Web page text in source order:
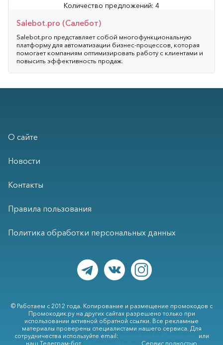
Количество предложений: 4
Salebot.pro (Салебот)
Salebot.pro представляет собой многофункциональную
платформу для автоматизации бизнес-процессов, которая
помогает компаниям оптимизировать работу с клиентами и
повысить эффективность продаж.
О сайте
Новости
Контакты
Правила пользования
Политика обработки персональных данных
© Работаем с 2012 года. Копирование и размещение промокодов с
Промокодик.ру на других сайтах разрешено только при
использовании активной обратной ссылки. Все рекламные
материалы проверены специалистами нашего сервиса. Для
сотрудничества используйте email:
или
наш Телеграм-бот
. Сервис полностью